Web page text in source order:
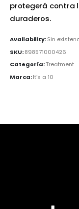
protegerá contra
duraderos.
Availability:Sin
SKU:898571000426
Categoría:Treatment
Marca:It’s a 10